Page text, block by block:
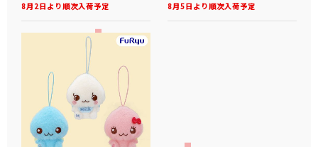
8月2日より順次入荷予定 8月5日より順次入荷予定